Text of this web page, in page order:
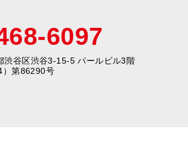
6097
渋谷区渋谷3-15-5 パールビル3階
）第86290号